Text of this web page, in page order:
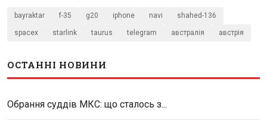
bayraktar f-35 g20 iphone navi shahed-136
spacex starlink taurus telegram австралія австрія
ОСТАННІ НОВИНИ
Обрання суддів МКС: що сталось з...